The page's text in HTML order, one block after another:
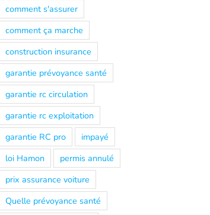
comment s'assurer
comment ça marche
construction insurance
garantie prévoyance santé
garantie rc circulation
garantie rc exploitation
garantie RC pro
impayé
loi Hamon
permis annulé
prix assurance voiture
Quelle prévoyance santé